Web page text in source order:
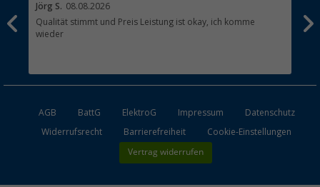
Jörg S. 08.08.2026
Qualität stimmt und Preis Leistung ist okay, ich komme
wieder
AGB BattG ElektroG Impressum
Datenschutz
Widerrufsrecht
Barrierefreiheit Cookie-Einstellungen
Vertrag widerrufen